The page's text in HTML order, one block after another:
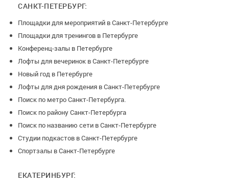
САНКТ-ПЕТЕРБУРГ:
Площадки для мероприятий в Санкт-Петербурге
Площадки для тренингов в Петербурге
Конференц-залы в Петербурге
Лофты для вечеринок в Санкт-Петербурге
Новый год в Петербурге
Лофты для дня рождения в Санкт-Петербурге
Поиск по метро Санкт-Петербурга.
Поиск по району Санкт-Петербурга
Поиск по названию сети в Санкт-Петербурге
Студии подкастов в Санкт-Петербурге
Спортзалы в Санкт-Петербурге
ЕКАТЕРИНБУРГ: